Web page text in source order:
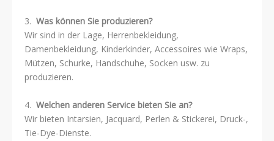
3. Was können Sie produzieren?
Wir sind in der Lage, Herrenbekleidung,
Damenbekleidung, Kinderkinder, Accessoires wie Wraps,
Mützen, Schurke, Handschuhe, Socken usw. zu
produzieren.
4. Welchen anderen Service bieten Sie an?
Wir bieten Intarsien, Jacquard, Perlen & Stickerei, Druck-,
Tie-Dye-Dienste.